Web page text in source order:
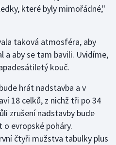
které byly mimořádné,"
taková atmosféra, aby
a aby se tam bavili. Uvidíme,
kouč.
hrát nadstavba a v
18 celků, z nichž tři po 34
zrušení nadstavby bude
evropské poháry.
čtyři mužstva tabulky plus